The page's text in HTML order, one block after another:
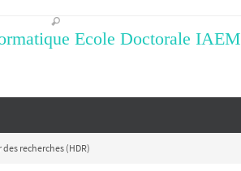
Ecole Doctorale IAEM
recherches (HDR)